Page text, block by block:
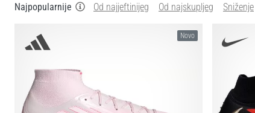
Najpopularnije Od najjeftinijeg Od najskupljeg Sniženje
Novo